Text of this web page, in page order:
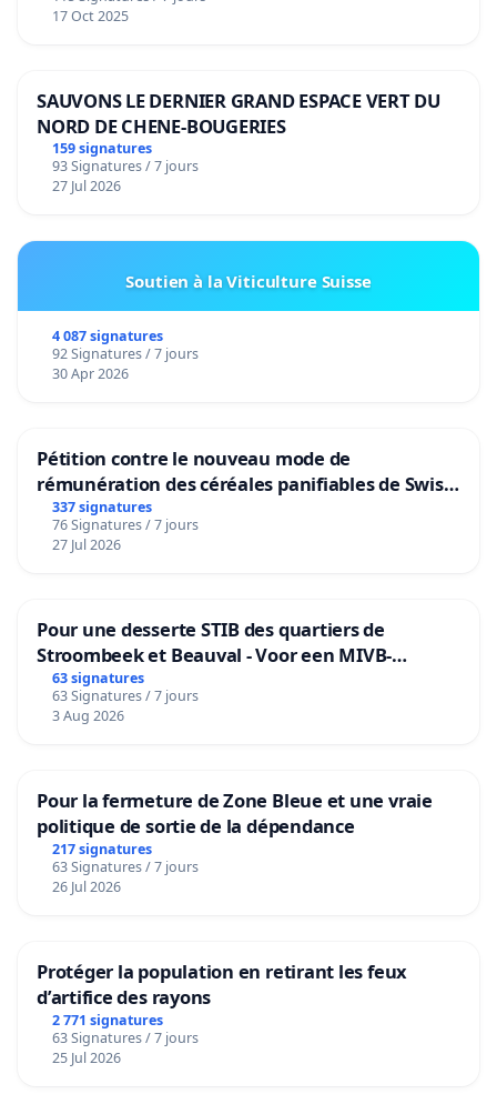
17 Oct 2025
SAUVONS LE DERNIER GRAND ESPACE VERT DU
NORD DE CHENE-BOUGERIES
159 signatures
93 Signatures / 7 jours
27 Jul 2026
Soutien à la Viticulture Suisse
4 087 signatures
92 Signatures / 7 jours
30 Apr 2026
Pétition contre le nouveau mode de
rémunération des céréales panifiables de Swiss
granum basé sur la teneur en protéines
337 signatures
76 Signatures / 7 jours
27 Jul 2026
Pour une desserte STIB des quartiers de
Stroombeek et Beauval - Voor een MIVB-
bediening van de wijken Strombeek en Het
Voor
63 signatures
63 Signatures / 7 jours
3 Aug 2026
Pour la fermeture de Zone Bleue et une vraie
politique de sortie de la dépendance
217 signatures
63 Signatures / 7 jours
26 Jul 2026
Protéger la population en retirant les feux
d’artifice des rayons
2 771 signatures
63 Signatures / 7 jours
25 Jul 2026